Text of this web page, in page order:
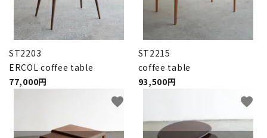
ST2203
ERCOL coffee table
77,000円
ST2215
coffee table
93,500円
favorite favorite